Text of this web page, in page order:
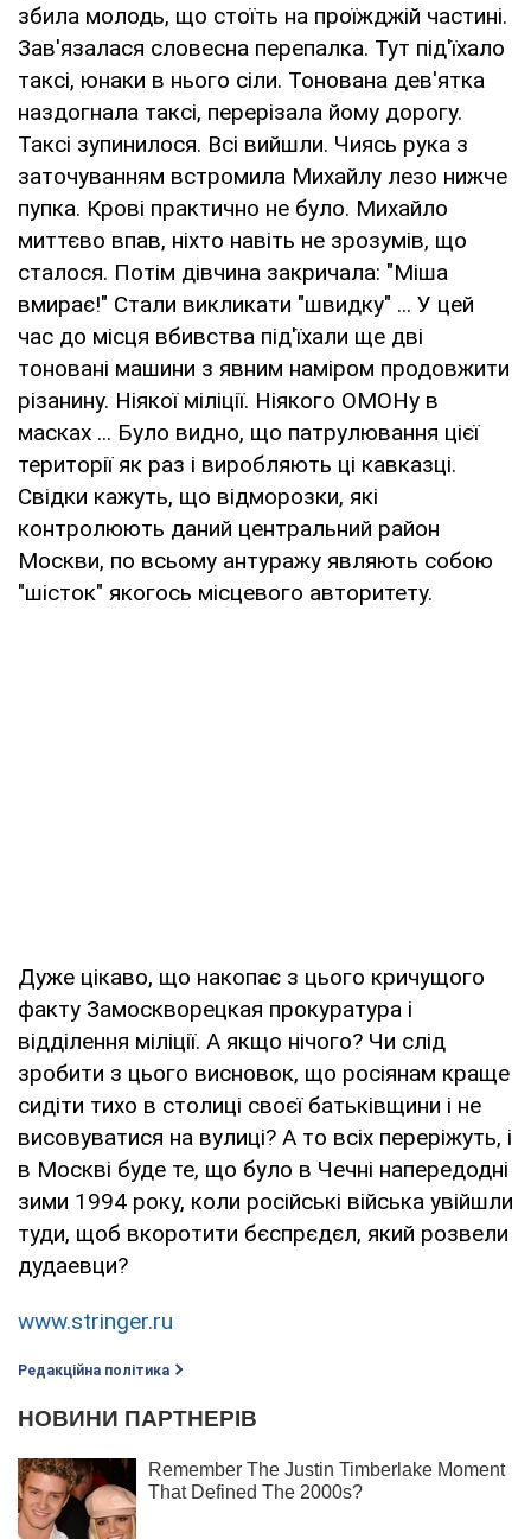
збила молодь, що стоїть на проїжджій частині.
Зав'язалася словесна перепалка. Тут під'їхало
таксі, юнаки в нього сіли. Тонована дев'ятка
наздогнала таксі, перерізала йому дорогу.
Таксі зупинилося. Всі вийшли. Чиясь рука з
заточуванням встромила Михайлу лезо нижче
пупка. Крові практично не було. Михайло
миттєво впав, ніхто навіть не зрозумів, що
сталося. Потім дівчина закричала: "Міша
вмирає!" Стали викликати "швидку" ... У цей
час до місця вбивства під'їхали ще дві
тоновані машини з явним наміром продовжити
різанину. Ніякої міліції. Ніякого ОМОНу в
масках ... Було видно, що патрулювання цієї
території як раз і виробляють ці кавказці.
Свідки кажуть, що відморозки, які
контролюють даний центральний район
Москви, по всьому антуражу являють собою
"шісток" якогось місцевого авторитету.
Дуже цікаво, що накопає з цього кричущого
факту Замоскворецкая прокуратура і
відділення міліції. А якщо нічого? Чи слід
зробити з цього висновок, що росіянам краще
сидіти тихо в столиці своєї батьківщини і не
висовуватися на вулиці? А то всіх переріжуть, і
в Москві буде те, що було в Чечні напередодні
зими 1994 року, коли російські війська увійшли
туди, щоб вкоротити бєспрєдєл, який розвели
дудаевци?
www.stringer.ru
Редакційна політика